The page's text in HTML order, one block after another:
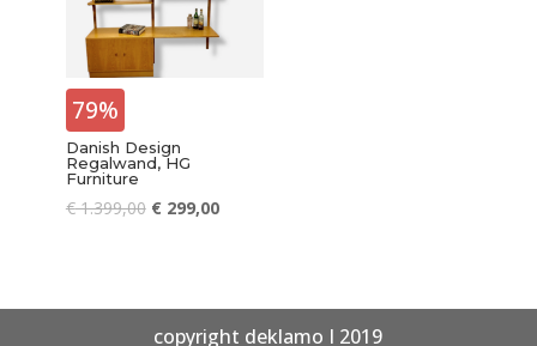
79%
Danish Design
Regalwand, HG
Furniture
€1.399,00 €299,00
copyright deklamo I 2019